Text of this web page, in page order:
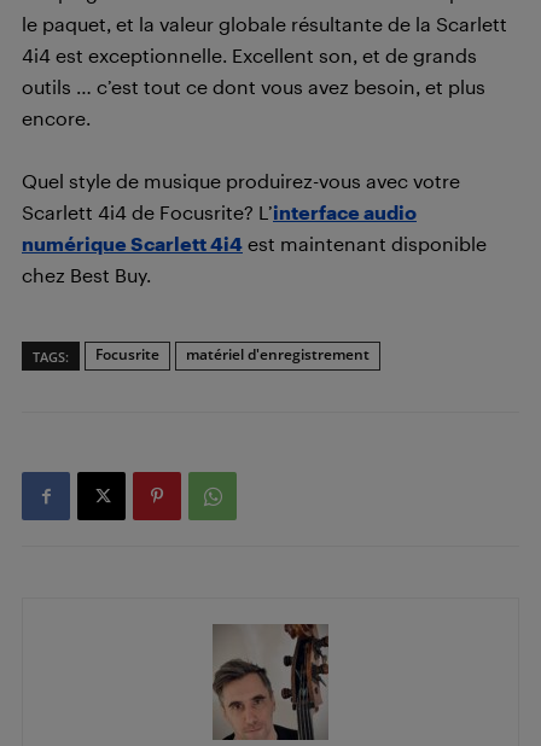
le paquet, et la valeur globale résultante de la Scarlett
4i4 est exceptionnelle. Excellent son, et de grands
outils … c’est tout ce dont vous avez besoin, et plus
encore.
Quel style de musique produirez-vous avec votre
Scarlett 4i4 de Focusrite? L’interface audio
numérique Scarlett 4i4 est maintenant disponible
chez Best Buy.
TAGS: Focusrite matériel d'enregistrement